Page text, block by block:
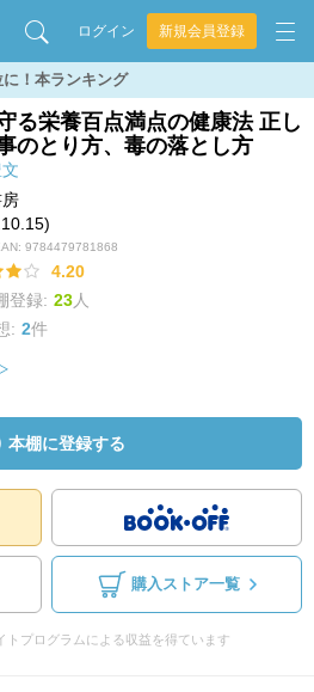
ログイン 新規会員登録
に！本ランキング
る栄養百点満点の健康法 正し
のとり方、毒の落とし方
9784479781868
4.20
登録: 23人
: 2件
本棚に登録する
購入ストア一覧
トプログラムによる収益を得ています